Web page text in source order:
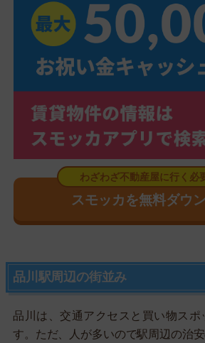
スモッカを無料ダウ
品川駅周辺の街並み
品川は、交通アクセスと買い物スポ
す。ただ、人が多いので駅周辺の治